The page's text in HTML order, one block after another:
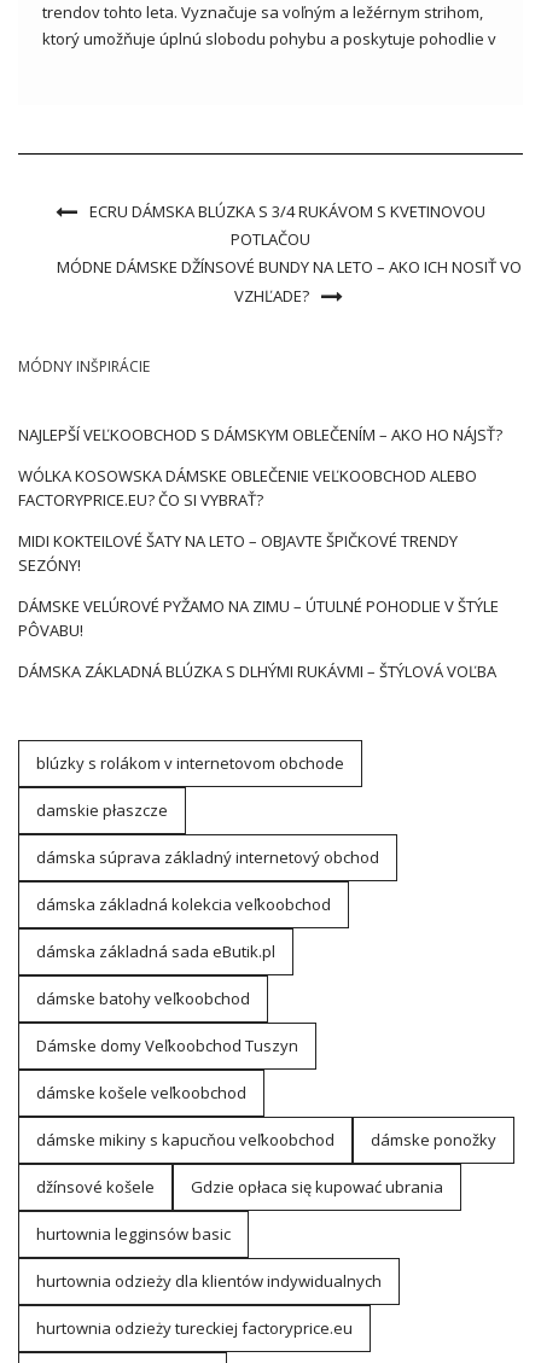
trendov tohto leta. Vyznačuje sa voľným a ležérnym strihom,
ktorý umožňuje úplnú slobodu pohybu a poskytuje pohodlie v
ECRU DÁMSKA BLÚZKA S 3/4 RUKÁVOM S KVETINOVOU
POTLAČOU
MÓDNE DÁMSKE DŽÍNSOVÉ BUNDY NA LETO – AKO ICH NOSIŤ VO
VZHĽADE?
MÓDNY INŠPIRÁCIE
NAJLEPŠÍ VEĽKOOBCHOD S DÁMSKYM OBLEČENÍM – AKO HO NÁJSŤ?
WÓLKA KOSOWSKA DÁMSKE OBLEČENIE VEĽKOOBCHOD ALEBO
FACTORYPRICE.EU? ČO SI VYBRAŤ?
MIDI KOKTEILOVÉ ŠATY NA LETO – OBJAVTE ŠPIČKOVÉ TRENDY
SEZÓNY!
DÁMSKE VELÚROVÉ PYŽAMO NA ZIMU – ÚTULNÉ POHODLIE V ŠTÝLE
PÔVABU!
DÁMSKA ZÁKLADNÁ BLÚZKA S DLHÝMI RUKÁVMI – ŠTÝLOVÁ VOĽBA
blúzky s rolákom v internetovom obchode
damskie płaszcze
dámska súprava základný internetový obchod
dámska základná kolekcia veľkoobchod
dámska základná sada eButik.pl
dámske batohy veľkoobchod
Dámske domy Veľkoobchod Tuszyn
dámske košele veľkoobchod
dámske mikiny s kapucňou veľkoobchod dámske ponožky
džínsové košele Gdzie opłaca się kupować ubrania
hurtownia legginsów basic
hurtownia odzieży dla klientów indywidualnych
hurtownia odzieży tureckiej factoryprice.eu